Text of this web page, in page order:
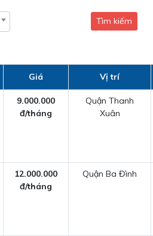
Tìm kiếm
Giá Vị trí
9.000.000
đ/tháng
Quận Thanh
Xuân
12.000.000
đ/tháng
Quận Ba Đình